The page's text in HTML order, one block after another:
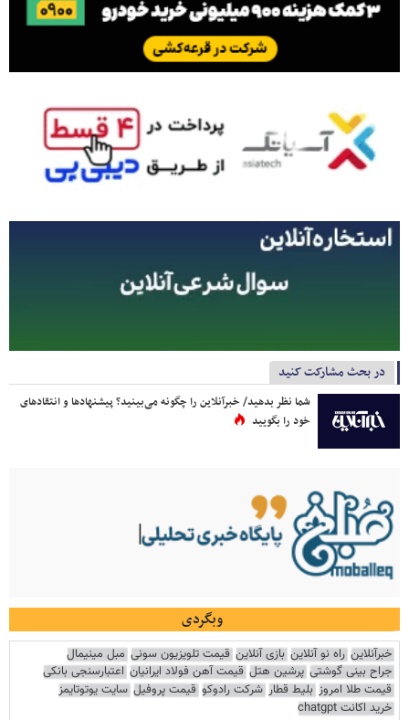
در بحث مشارکت کنید
شما نظر بدهید/ خبرآنلاین را چگونه می‌بینید؟ پیشنهادها و انتقادهای
خود را بگویید
وبگردی
خبرآنلاین راه نو آنلاین بازی آنلاین قیمت تلویزیون سونی مبل مینیمال
جراح بینی گوشتی پرشین هتل قیمت آهن فولاد ایرانیان اعتبارسنجی بانکی
قیمت طلا امروز بلیط قطار شرکت رادوکو قیمت پروفیل سایت یوتوتایمز
خرید اکانت chatgpt